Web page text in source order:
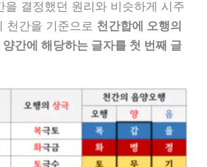
을 결정했던 원리와 비슷하게 시주
천간을 기준으로 천간합에 오행의
양간에 해당하는 글자를 첫 번째 글